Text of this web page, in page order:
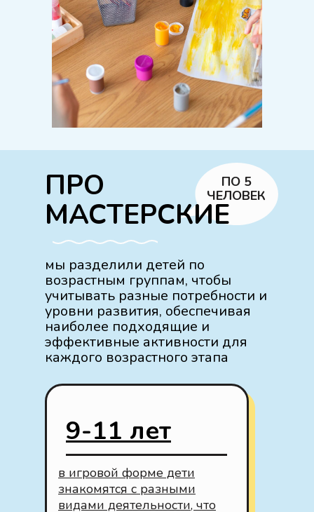
ПРО
МАСТЕРСКИЕ
ПО 5
ЧЕЛОВЕК
мы разделили детей по
возрастным группам, чтобы
учитывать разные потребности и
уровни развития, обеспечивая
наиболее подходящие и
эффективные активности для
каждого возрастного этапа
в игровой форме дети
знакомятся с разными
видами деятельности, что
9-11 лет